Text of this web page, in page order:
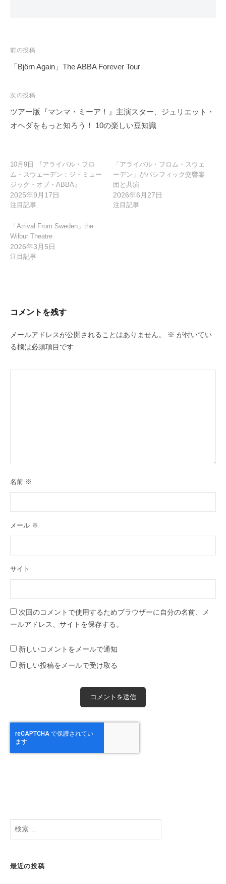
投
稿
ビ
ゲ
ー
ン
前の投稿
「Björn Again」The ABBA Forever Tour
次の投稿
ツアー版『マンマ・ミーア！』主演スター、ジュリエット・
オヘダをもっと知ろう！ 10の楽しい豆知識
10月9日 『アライバル・フロ
ム・スウェーデン：ジ・ミュー
ジック・オブ・ABBA』
2025年9月17日
注目記事
「アライバル・フロム・スウェ
ーデン」がパシフィック交響楽
団と共演
2026年6月27日
注目記事
「Arrival From Sweden」the
Wilbur Theatre
2026年3月5日
注目記事
コメントを残す
メールアドレスが公開されることはありません。 ※ が付いてい
る欄は必須項目です
名前 ※
メール ※
サイト
次回のコメントで使用するためブラウザーに自分の名前、メ
ールアドレス、サイトを保存する。
新しいコメントをメールで通知
新しい投稿をメールで受け取る
検
最近の投稿